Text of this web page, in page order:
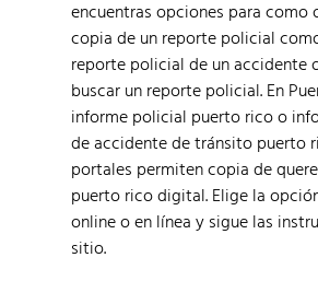
encuentras opciones para como
copia de un reporte policial
reporte policial de un accidente
buscar un reporte policial. En
informe policial puerto rico o
de accidente de tránsito puerto
portales permiten copia de
puerto rico digital. Elige la
online o en línea y sigue las
sitio.